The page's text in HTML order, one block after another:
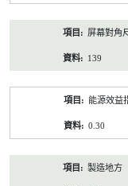
屏幕對角
139
能源效益
0.30
製造地方